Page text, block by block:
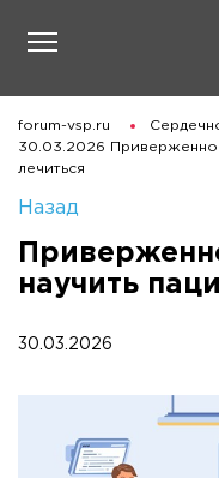
forum-vsp.ru
30.03.2026
лечиться
Назад
научить
30.03.2026